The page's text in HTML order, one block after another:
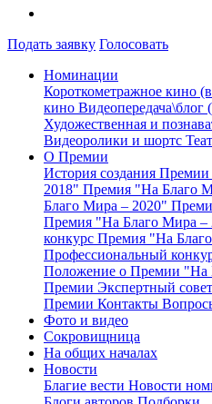
Подать заявку Голосовать
Номинации
Короткометражное кино
кино Видеопередача\блог
Художественная и
Видеоролики и шортс
О Премии
История создания Премии
2018" Премия "На Благо
Благо Мира – 2020"
Премия "На Благо Мира –
конкурс Премия "На
Профессиональный
Положение о Премии "На
Премии Экспертный совет
Премии Контакты
Фото и видео
Сокровищница
На общих началах
Новости
Благие вести Новости